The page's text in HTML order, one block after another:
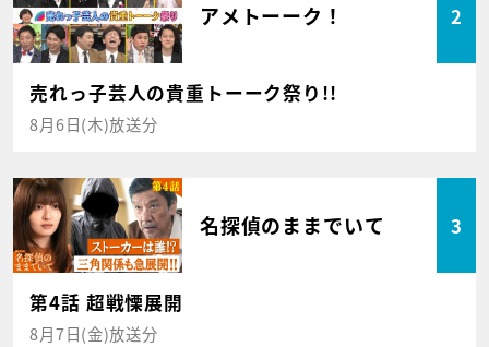
アメトーーク！ 2
売れっ子芸人の貴重トーーク祭り!!
8月6日(木)放送分
名探偵のままでいて 3
第4話 超戦慄展開
8月7日(金)放送分